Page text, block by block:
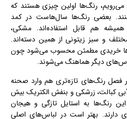
رنگ‌ها اولین چیزی هستند که
بعضی رنگ‌ها سال‌هاست در کمد
هم قابل استفاده‌اند. مشکی،
و سبز زیتونی از همین دسته‌اند.
خریدی مطمئن محسوب می‌شود چون
دیگر هماهنگ می‌شوند.
فصل رنگ‌های تازه‌تری هم وارد صحنه
کبالت، زرشکی و بنفش الکتریک بیش
این رنگ‌ها به استایل تازگی و هیجان
دارند. بهتر است در لباس‌های اصلی